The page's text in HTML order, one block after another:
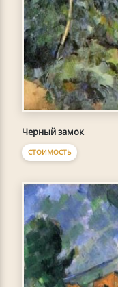
Черный замок
СТОИМОСТЬ